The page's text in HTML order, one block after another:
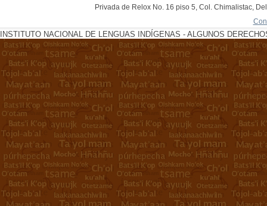
Privada de Relox No. 16 piso 5, Col. Chimalistac,
INSTITUTO NACIONAL DE LENGUAS INDÍGENAS - ALGUNOS